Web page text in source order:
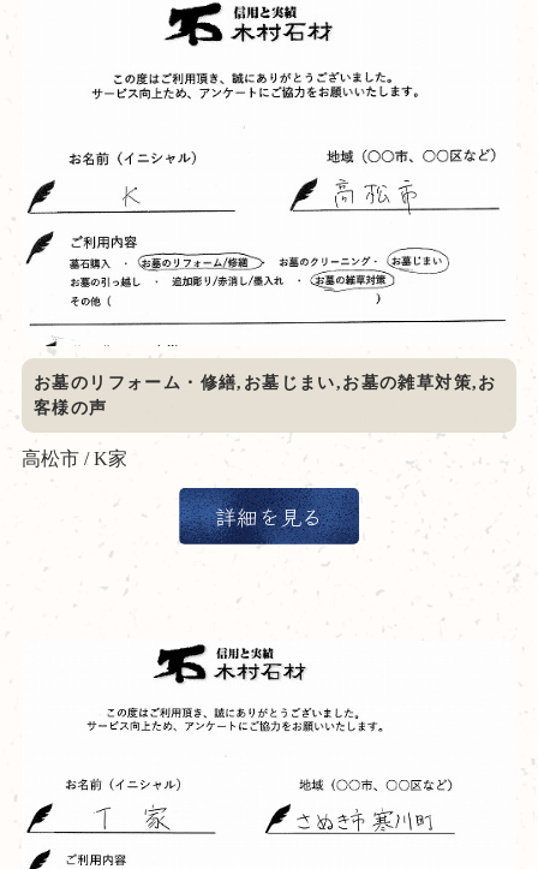
お墓のリフォーム・修繕,お墓じまい,お墓の雑草対策,お
客様の声
高松市 / K家
詳細を見る